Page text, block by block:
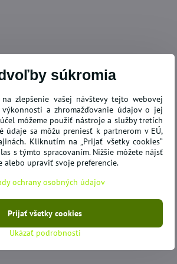
1300 - 340 x 382 cm
821,54 € Do košíka
súkromia
na zlepšenie vašej návštevy tejto webovej
a zhromažďovanie údajov o jej
môžeme použiť nástroje a služby tretích
údaje sa môžu preniesť k partnerom v EÚ,
Kliknutím na „Prijať všetky cookies“
s týmto spracovaním. Nižšie môžete nájsť
alebo upraviť svoje preferencie.
ochrany osobných údajov
Ukázať podrobnosti
Prijať všetky cookies